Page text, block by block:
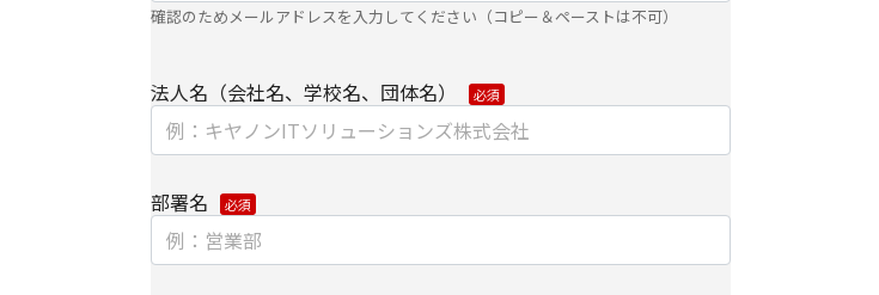
当社はご提供いただきました個人情報を安全に管理し、以下の場合を除
・法令に基づく場合
・上記利用目的を実施するために、適切な機密保持契約を締結した業務
・上記利用目的の範囲内で利用するために、当社のグループ会社および
パートナー企業に提供する場合
確認のためメールアドレスを入力してください（コピー＆ペーストは不可）
法人名（会社名、学校名、団体名）
部署名